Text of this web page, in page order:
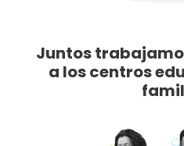
Juntos
a los centros